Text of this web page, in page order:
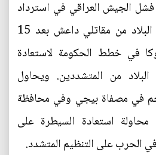
الجيش العراقي في استرداد
أكبر مصفاة نفطية في البلاد من مقاتلي داعش بعد 15
في خطط الحكومة لاستعادة
من المتشددين. ويحاول
في مصفاة بيجي وفي محافظة
محاولة استعادة السيطرة على
الحرب على التنظيم المتشدد.